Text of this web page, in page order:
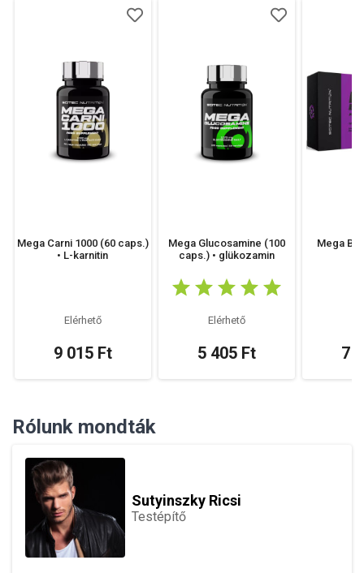
Mega Carni 1000 (60 caps.)
• L-karnitin
Elérhető
9 015 Ft
Mega Glucosamine (100
caps.) • glükozamin
Elérhető
5 405 Ft
Mega
7
Rólunk mondták
Sutyinszky Ricsi
Testépítő